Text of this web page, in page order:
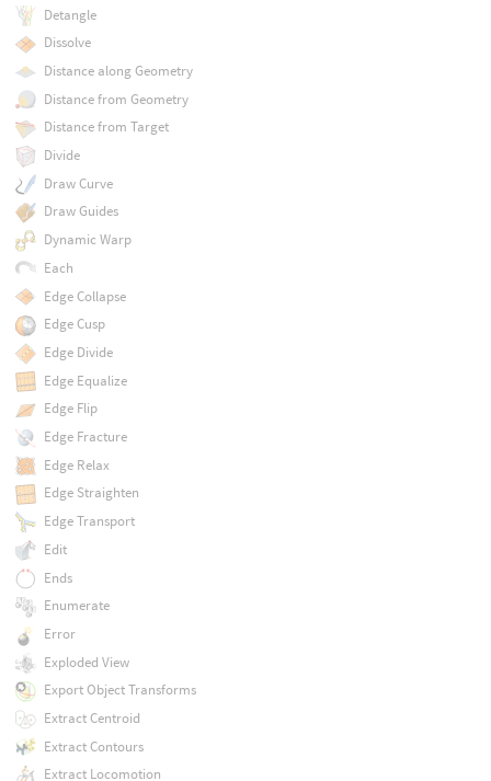
Detangle
Dissolve
Distance along Geometry
Distance from Geometry
Distance from Target
Divide
Draw Curve
Draw Guides
Dynamic Warp
Each
Edge Collapse
Edge Cusp
Edge Divide
Edge Equalize
Edge Flip
Edge Fracture
Edge Relax
Edge Straighten
Edge Transport
Edit
Ends
Enumerate
Error
Exploded View
Export Object Transforms
Extract Centroid
Extract Contours
Extract Locomotion